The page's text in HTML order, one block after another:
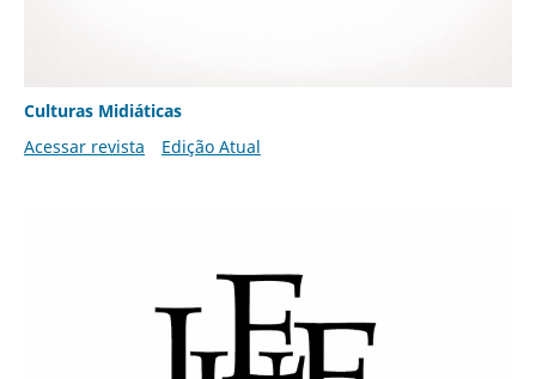
Culturas Midiáticas
Acessar revista
Edição Atual